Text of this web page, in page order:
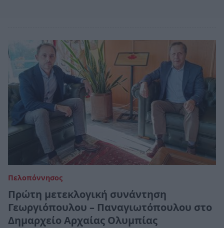
Πελοπόννησος
Πρώτη μετεκλογική συνάντηση
Γεωργιόπουλου – Παναγιωτόπουλου στο
Δημαρχείο Αρχαίας Ολυμπίας